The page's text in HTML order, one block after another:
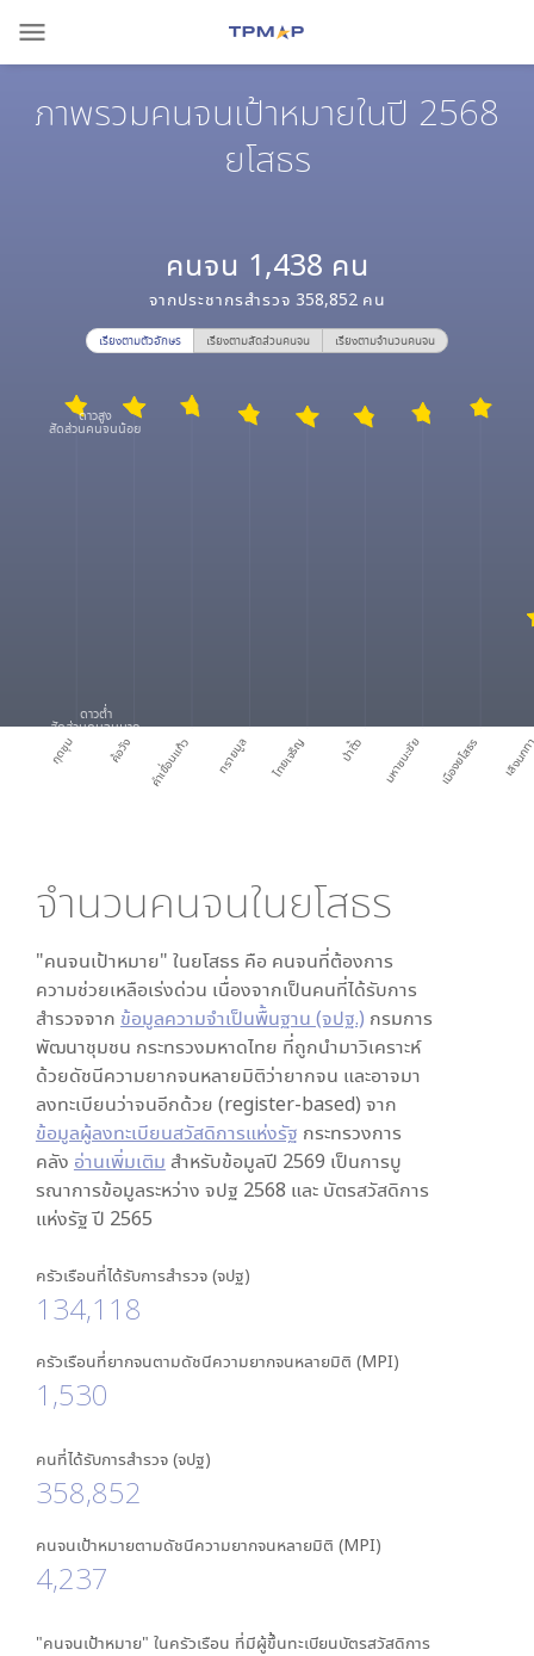
menu
ภาพรวมคนจนเป้าหมายในปี 2568
ยโสธร
คนจน 1,438 คน
จากประชากรสำรวจ 358,852 คน
เรียงตามตัวอักษร เรียงตามสัดส่วนคนจน เรียงตามจำนวนคนจน
กุดชุม ค้อวัง คำเขื่อนแก้ว ทรายมูล ไทยเจริญ ป่าติ้ว มหาชนะชัย เมืองยโสธร เลิงน
ดาวสูง
สัดส่วนคนจนน้อย
ดาวต่ำ
สัดส่วนคนจนมาก
จำนวนคนจนในยโสธร
"คนจนเป้าหมาย" ในยโสธร คือ คนจนที่ต้องการ
ความช่วยเหลือเร่งด่วน เนื่องจากเป็นคนที่ได้รับการ
สำรวจจาก ข้อมูลความจำเป็นพื้นฐาน (จปฐ.) กรมการ
พัฒนาชุมชน กระทรวงมหาดไทย ที่ถูกนำมาวิเคราะห์
ด้วยดัชนีความยากจนหลายมิติว่ายากจน และอาจมา
ลงทะเบียนว่าจนอีกด้วย (register-based) จาก
ข้อมูลผู้ลงทะเบียนสวัสดิการแห่งรัฐ กระทรวงการ
คลัง อ่านเพิ่มเติม สำหรับข้อมูลปี 2569 เป็นการบู
รณาการข้อมูลระหว่าง จปฐ 2568 และ บัตรสวัสดิการ
แห่งรัฐ ปี 2565
ครัวเรือนที่ได้รับการสำรวจ (จปฐ)
134,118
ครัวเรือนที่ยากจนตามดัชนีความยากจนหลายมิติ (MPI)
1,530
คนที่ได้รับการสำรวจ (จปฐ)
358,852
คนจนเป้าหมายตามดัชนีความยากจนหลายมิติ (MPI)
4,237
"คนจนเป้าหมาย" ในครัวเรือน ที่มีผู้ขึ้นทะเบียนบัตรสวัสดิการ